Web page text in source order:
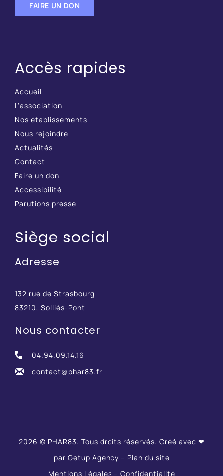
FAIRE UN DON
Accès rapides
Accueil
L'association
Nos établissements
Nous rejoindre
Actualités
Contact
Faire un don
Accessibilité
Parutions presse
Siège social
Adresse
132 rue de Strasbourg
83210, Solliès-Pont
Nous contacter
04.94.09.14.16
contact@phar83.fr
2026 © PHAR83. Tous droits réservés. Créé avec ❤
par Getup Agency – Plan du site
Mentions Légales – Confidentialité